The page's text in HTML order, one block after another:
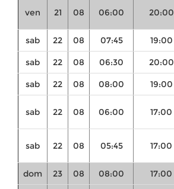
ven 21 08 06:00 20:00
sab 22 08 07:45 19:00
sab 22 08 06:30 20:00
sab 22 08 08:00 19:00
sab 22 08 06:00 17:00
sab 22 08 05:45 17:00
dom 23 08 08:00 17:00